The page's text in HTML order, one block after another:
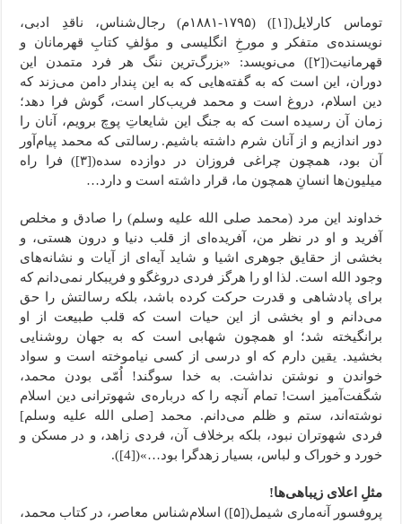
توماس کارلایل([۱]) (۱۷۹۵-۱۸۸۱م) رجال‌شناس، ناقدِ ادبی،
نویسنده‌ی متفکر و مورخِ انگلیسی و مؤلفِ کتابِ قهرمانان و
قهرمانیت([۲]) می‌نویسد: «بزرگ‌ترین ننگ هر فرد متمدن این
دوران، این است که به گفته‌هایی که به این پندار دامن می‌زند که
دین اسلام، دروغ است و محمد فریب‌کار است، گوش فرا دهد؛
زمان آن رسیده است که به جنگ این شایعاتِ پوچ برویم، آنان را
دور اندازیم و از آنان شرم داشته باشیم. رسالتی که محمد پیام‌آور
آن بود، همچون چراغی فروزان در دوازده سده([۳]) فرا راه
میلیون‌ها انسانِ همچون ما، قرار داشته است و دارد…
خداوند این مرد (محمد صلی الله علیه وسلم) را صادق و مخلص
آفرید و او در نظر من، آفریده‌ای از قلب دنیا و درون هستی، و
بخشی از حقایق جوهری اشیا و شاید آیه‌ای از آیات و نشانه‌های
وجود الله است. لذا او را هرگز فردی دروغگو و فریبکار نمی‌دانم که
برای پادشاهی و قدرت حرکت کرده باشد، بلکه رسالتش را حق
می‌دانم و او بخشی از این حیات است که قلب طبیعت از او
برانگیخته شد؛ او همچون شهابی است که به جهان روشنایی
بخشید. یقین دارم که او درسی از کسی نیاموخته است و سواد
خواندن و نوشتن نداشت. به خدا سوگند! اُمّی بودن محمد،
شگفت‌آمیز است! تمام آنچه را که درباره‌ی شهوترانی دین اسلام
نوشته‌اند، ستم و ظلم می‌دانم. محمد [صلی الله علیه وسلم]
فردی شهوتران نبود، بلکه برخلاف آن، فردی زاهد، و در مسکن و
خورد و خوراک و لباس، بسیار زهدگرا بود…»([4]).
مثلِ اعلای زیباهی‌ها!
پروفسور آنه‌ماری شیمل([۵]) اسلام‌شناس معاصر، در کتاب محمد،